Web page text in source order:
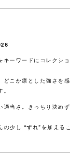
キーワードにコレクシ
どこか凛とした強さを
。
適当さ。きっちり決め
の少し “ずれ”を加える